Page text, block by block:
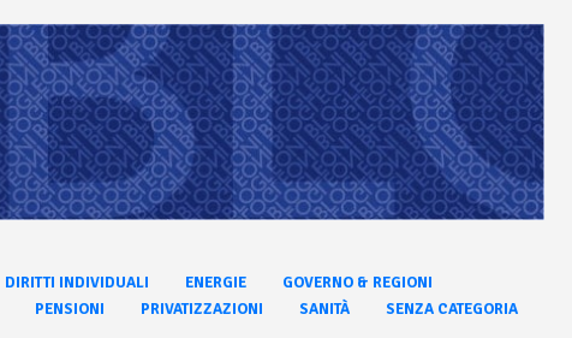
DIRITTI INDIVIDUALI ENERGIE
GOVERNO & REGIONI
PENSIONI PRIVATIZZAZIONI SANITÀ
SENZA CATEGORIA